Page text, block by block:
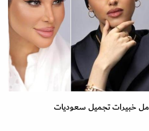
خبيرات تجميل سعوديات